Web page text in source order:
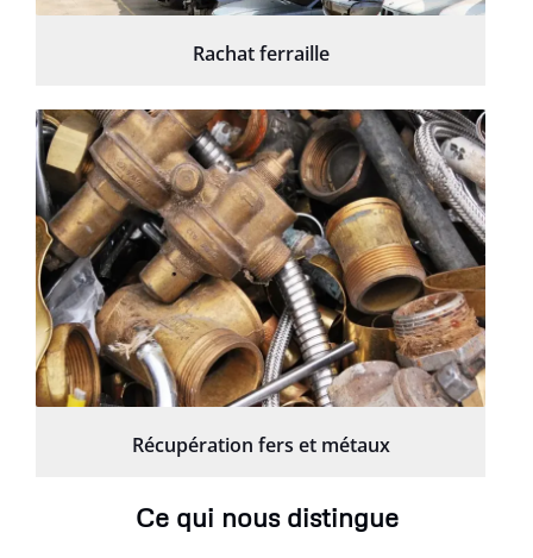
Rachat ferraille
Récupération fers et métaux
Ce qui nous distingue